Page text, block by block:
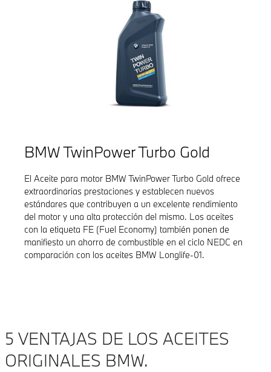
BMW TwinPower Turbo Gold
El Aceite para motor BMW TwinPower Turbo Gold ofrece
extraordinarias prestaciones y establecen nuevos
estándares que contribuyen a un excelente rendimiento
del motor y una alta protección del mismo. Los aceites
con la etiqueta FE (Fuel Economy) también ponen de
manifiesto un ahorro de combustible en el ciclo NEDC en
comparación con los aceites BMW Longlife-01.
5 VENTAJAS DE LOS ACEITES
ORIGINALES BMW.